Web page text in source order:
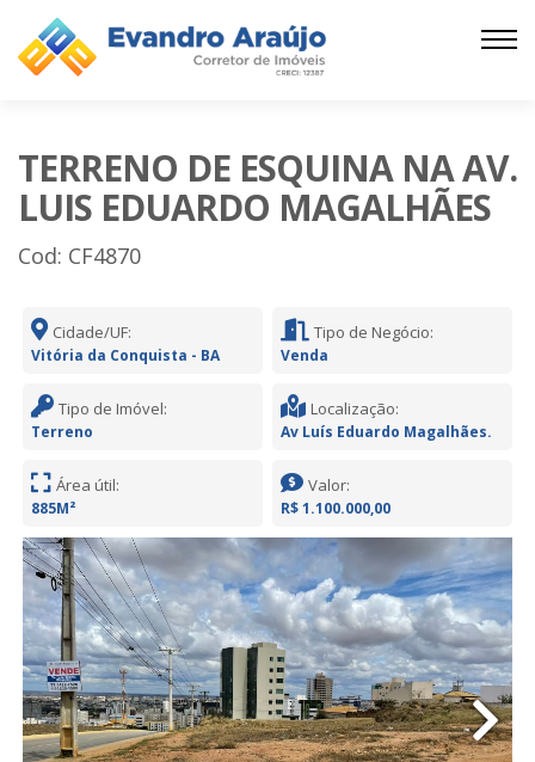
TERRENO DE ESQUINA NA AV.
LUIS EDUARDO MAGALHÃES
Cod: CF4870
Cidade/UF:
Vitória da Conquista - BA
Tipo de Negócio:
Venda
Tipo de Imóvel:
Terreno
Localização:
Av Luís Eduardo Magalhães.
Área útil:
885M²
Valor:
R$ 1.100.000,00